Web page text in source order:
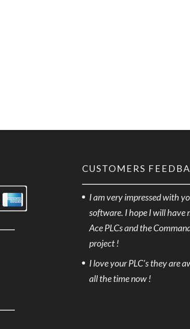
CUSTOMERS
I am very impressed with
software. I hope I will have
Ace PLCs and the
project !
I love your PLC’s they are
all the time now !